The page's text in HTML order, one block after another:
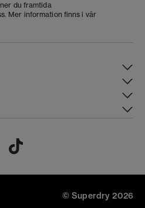
du framtida
Mer information finns i vår
© Superdry 2026